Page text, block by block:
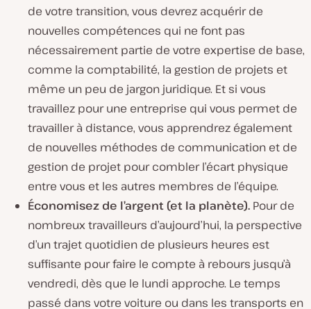
de votre transition, vous devrez acquérir de
nouvelles compétences qui ne font pas
nécessairement partie de votre expertise de base,
comme la comptabilité, la gestion de projets et
même un peu de jargon juridique. Et si vous
travaillez pour une entreprise qui vous permet de
travailler à distance, vous apprendrez également
de nouvelles méthodes de communication et de
gestion de projet pour combler l’écart physique
entre vous et les autres membres de l’équipe.
Économisez de l’argent (et la planète). Pour de
nombreux travailleurs d’aujourd’hui, la perspective
d’un trajet quotidien de plusieurs heures est
suffisante pour faire le compte à rebours jusqu’à
vendredi, dès que le lundi approche. Le temps
passé dans votre voiture ou dans les transports en